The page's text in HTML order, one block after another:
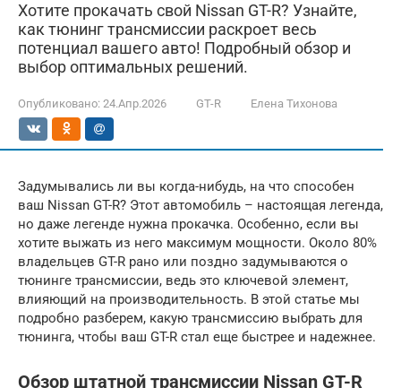
Хотите прокачать свой Nissan GT-R? Узнайте,
как тюнинг трансмиссии раскроет весь
потенциал вашего авто! Подробный обзор и
выбор оптимальных решений.
Опубликовано: 24.Апр.2026 GT-R Елена Тихонова
Задумывались ли вы когда-нибудь, на что способен
ваш Nissan GT-R? Этот автомобиль – настоящая легенда,
но даже легенде нужна прокачка. Особенно, если вы
хотите выжать из него максимум мощности. Около 80%
владельцев GT-R рано или поздно задумываются о
тюнинге трансмиссии, ведь это ключевой элемент,
влияющий на производительность. В этой статье мы
подробно разберем, какую трансмиссию выбрать для
тюнинга, чтобы ваш GT-R стал еще быстрее и надежнее.
Обзор штатной трансмиссии Nissan GT-R